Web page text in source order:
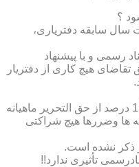
؟
سال سابقه دفتریاری،
رسمی و با پیشنهاد
هیچ کاری از دفتریار
دفتریار فقط در درآمد شریک است (15 درصد از حق التحریر ماهیانه
ها وضررها هیچ شراکتی
ذکر نشده است.
تأثیری ندارد!!